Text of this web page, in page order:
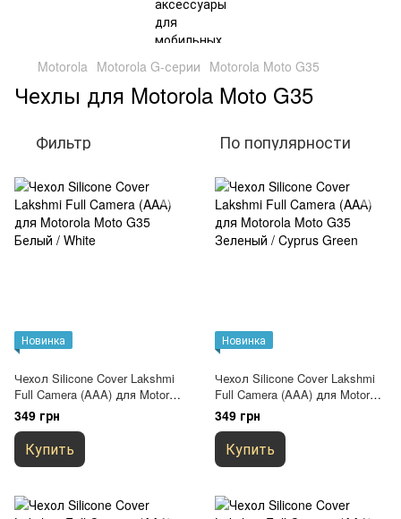
Motorola Motorola G-серии Motorola Moto G35
Чехлы для Motorola Moto G35
Фильтр По популярности
Новинка
Чехол Silicone Cover Lakshmi
Full Camera (AAA) для Motorola
Moto G35 Белый / White
349 грн
Купить
Новинка
Чехол Silicone Cover Lakshmi
Full Camera (AAA) для Motorola
Moto G35 Зеленый / Cyprus
Green
349 грн
Купить